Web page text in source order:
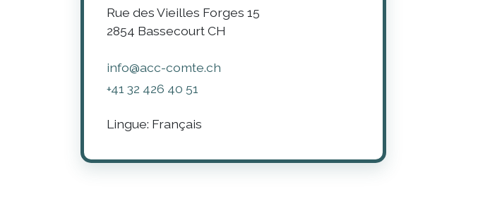
Rue des Vieilles Forges 15
2854 Bassecourt CH
info@acc-comte.ch
+41 32 426 40 51
Lingue: Français